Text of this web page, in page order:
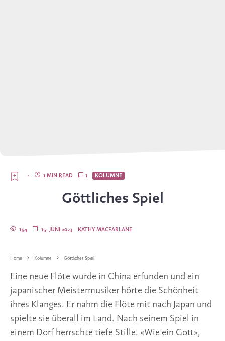
KOLUMNE
1
1 MIN READ
·
Göttliches Spiel
KATHY MACFARLANE
15. JUNI 2023
134
Home Kolumne Göttliches Spiel
Eine neue Flöte wurde in China erfunden und ein
japanischer Meistermusiker hörte die Schönheit
ihres Klanges. Er nahm die Flöte mit nach Japan und
spielte sie überall im Land. Nach seinem Spiel in
einem Dorf herrschte tiefe Stille. «Wie ein Gott»,